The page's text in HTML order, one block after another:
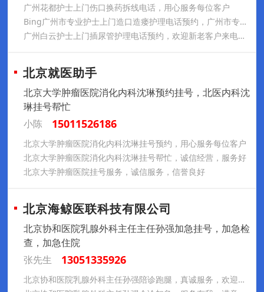
广州花都护士上门伤口换药拆线电话，用心服务每位客户
Bing广州市专业护士上门造口造瘘护理电话预约，广州市专业护士陪诊陪护及专车接送服务电话预约，广州市专业护士上门气管切开护理电话预约
广州白云护士上门插尿管护理电话预约，欢迎新老客户来电咨询
北京就医助手
北京大学肿瘤医院消化内科沈琳预约挂号，北医内科沈
琳挂号帮忙
小陈
15011526186
北京大学肿瘤医院消化内科沈琳挂号预约，用心服务每位客户
北京大学肿瘤医院消化内科沈琳挂号帮忙，诚信经营，服务好
北京大学肿瘤医院挂号服务，诚信服务，信誉良好
北京海鲸医联科技有限公司
北京协和医院乳腺外科主任主任孙强加急挂号，加急检
查，加急住院
张先生
13051335926
北京协和医院乳腺外科主任孙强陪诊跑腿，真诚服务，欢迎来电